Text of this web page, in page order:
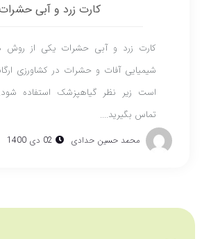
کارت زرد و آبی
کارت زرد و آبی حشرات یکی از روش
شیمیایی آفات و حشرات در کشاورزی
است زیر نظر گیاهپزشک استفاده
تماس بگیرید....
محمد حسین حدادی 02 دی 1400